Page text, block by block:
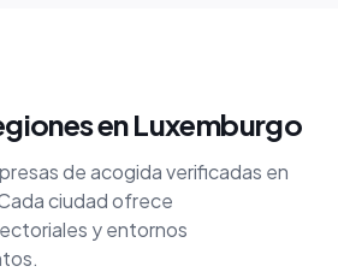
en Luxemburgo
de acogida verificadas en
ciudad ofrece
y entornos